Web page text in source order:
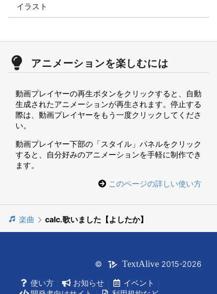
イラスト
アニメーションを楽しむには
動画プレイヤーの再生ボタンをクリックすると、自動
生成されたアニメーションが再生されます。停止する
際は、動画プレイヤーをもう一度クリックしてくださ
い。
動画プレイヤー下部の「スタイル」パネルをクリック
すると、自分好みのアニメーションを手軽に制作でき
ます。
このページの詳しい使い方
楽曲 calc.歌いました【よしたか】
© TextAlive 2015-2026
使い方
お知らせ
イベント